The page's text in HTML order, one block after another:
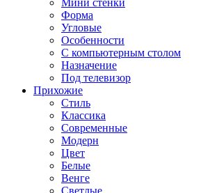
Мини стенки
Форма
Угловые
Особенности
С компьютерным столом
Назначение
Под телевизор
Прихожие
Стиль
Классика
Современные
Модерн
Цвет
Белые
Венге
Светлые